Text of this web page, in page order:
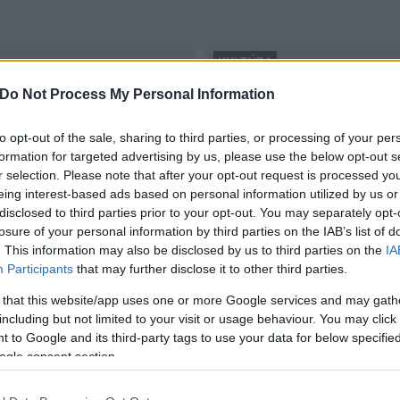
Do Not Process My Personal Information
opt-out of the sale, sharing to third parties, or processing of your
for targeted advertising by us, please use the below opt-out
selection. Please note that after your opt-out request is processed
interest-based ads based on personal information utilized by us
to third parties prior to your opt-out. You may separately
of your personal information by third parties on the IAB’s list of
This information may also be disclosed by us to third parties on the
Participants that may further disclose it to other third parties.
that this website/app uses one or more Google services and may
but not limited to your visit or usage behaviour. You may
to Google and its third-party tags to use your data for below
consent section.
KULTÚRA
Székesfehérvár
Székesfehérvári
2017.03.27